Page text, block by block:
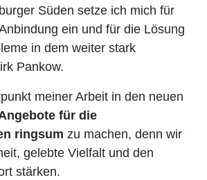
Süden setze ich mich für
ein und für die Lösung
in dem weiter stark
Pankow.
meiner Arbeit in den neuen
für die
ringsum zu machen, denn wir
gelebte Vielfalt und den
stärken.